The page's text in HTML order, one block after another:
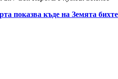
показва къде на Земята